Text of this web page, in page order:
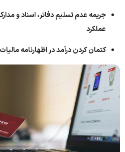
جریمه عدم تسلیم دفاتر، اسناد و
عملکرد
کتمان کردن درآمد در اظهارنامه